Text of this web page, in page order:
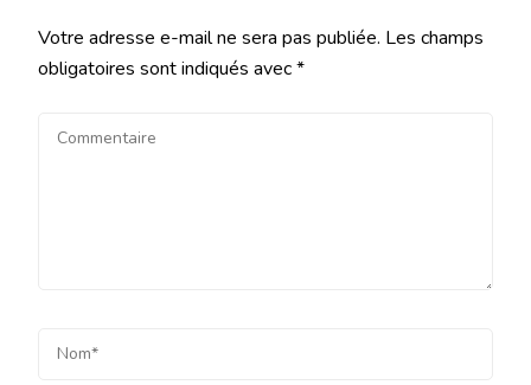
Votre adresse e-mail ne sera pas publiée. Les champs
obligatoires sont indiqués avec*